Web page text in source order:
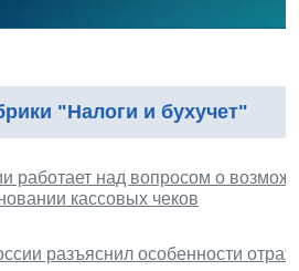
"Налоги и бухучет"
работает над вопросом о
кассовых чеков
разъяснил особенности